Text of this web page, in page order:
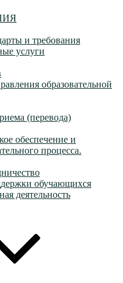
и требования
услуги
образовательной
(перевода)
обеспечение и
процесса.
обучающихся
деятельность